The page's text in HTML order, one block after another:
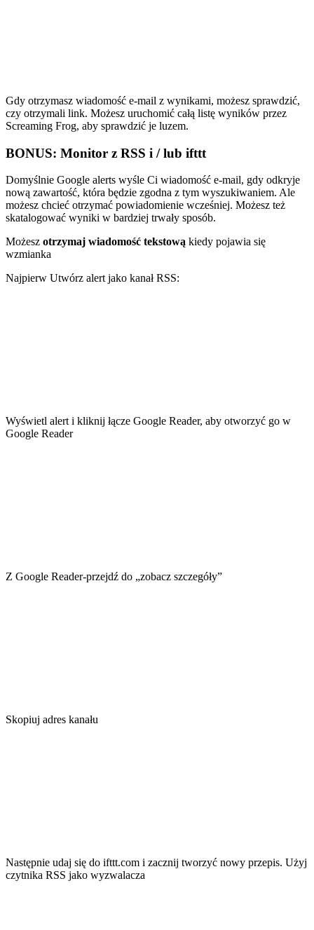
Gdy otrzymasz wiadomość e-mail z wynikami, możesz sprawdzić,
czy otrzymali link. Możesz uruchomić całą listę wyników przez
Screaming Frog, aby sprawdzić je luzem.
BONUS: Monitor z RSS i / lub ifttt
Domyślnie Google alerts wyśle Ci wiadomość e-mail, gdy odkryje
nową zawartość, która będzie zgodna z tym wyszukiwaniem. Ale
możesz chcieć otrzymać powiadomienie wcześniej. Możesz też
skatalogować wyniki w bardziej trwały sposób.
Możesz otrzymaj wiadomość tekstową kiedy pojawia się
wzmianka
Najpierw Utwórz alert jako kanał RSS:
Wyświetl alert i kliknij łącze Google Reader, aby otworzyć go w
Google Reader
Z Google Reader-przejdź do „zobacz szczegóły”
Skopiuj adres kanału
Następnie udaj się do ifttt.com i zacznij tworzyć nowy przepis. Użyj
czytnika RSS jako wyzwalacza